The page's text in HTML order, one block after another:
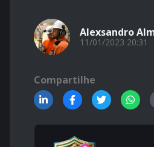
Alexsandro
11/01/2023 20:31
Compartilhe